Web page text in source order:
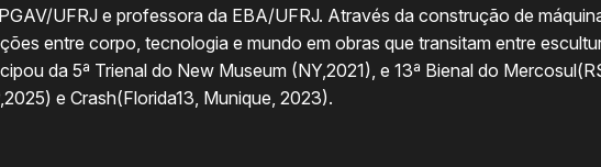
UFRJ e professora da EBA/UFRJ. Através da construção de
entre corpo, tecnologia e mundo em obras que transitam entre
da 5ª Trienal do New Museum (NY,2021), e 13ª Bienal do
e Crash(Florida13, Munique, 2023).